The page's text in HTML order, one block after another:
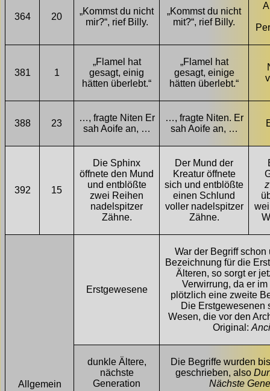
364 20
„Kommst du nicht
mir?“, rief Billy.
„Kommst du nicht
mit?“, rief Billy.
381 1
„Flamel hat
gesagt, einig
hätten überlebt.“
„Flamel hat
gesagt, einige
hätten überlebt.“
388 23
…, fragte Niten Er
sah Aoife an, …
…, fragte Niten. Er
sah Aoife an, …
392 15
Die Sphinx
öffnete den Mund
und entblößte
zwei Reihen
nadelspitzer
Zähne.
Der Mund der
Kreatur öffnete
sich und entblößte
einen Schlund
voller nadelspitzer
Zähne.
Allgemein
Erstgewesene
War der Begriff
Bezeichnung für die
Älteren, so sorgt er
Verwirrung, da er
plötzlich eine zweite
Die Erstgewesenen
Wesen, die vor den
Original:
dunkle Ältere,
nächste
Generation
Die Begriffe wurden
geschrieben, also
Nächste